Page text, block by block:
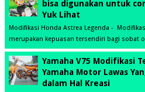
bisa digunakan untuk
Yuk Lihat
Modifikasi Honda Astrea Legenda -
merupakan kepuasan tersendiri bagi sobat
Yamaha V75 Modifikasi
Yamaha Motor Lawas
dalam Hal Kreasi